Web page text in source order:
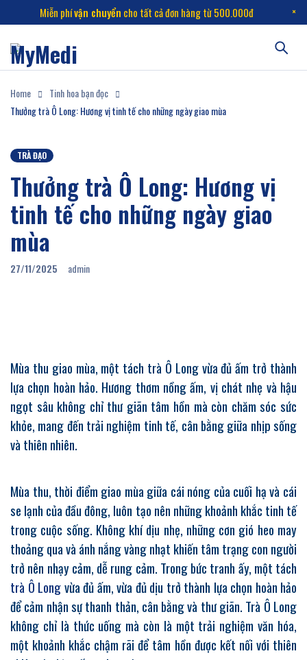
Miễn phívận chuyển cho tất cả đơn hàng từ 500.000đ
Home
Tinh hoa bạn đọc
Thưởng trà Ô Long: Hương vị tinh tế cho những ngày giao mùa
TRÀ ĐẠO
Thưởng trà Ô Long: Hương vị
tinh tế cho những ngày giao
mùa
27/11/2025 admin
Mùa thu giao mùa, một tách trà Ô Long vừa đủ ấm trở thành
lựa chọn hoàn hảo. Hương thơm nồng ấm, vị chát nhẹ và hậu
ngọt sâu không chỉ thư giãn tâm hồn mà còn chăm sóc sức
khỏe, mang đến trải nghiệm tinh tế, cân bằng giữa nhịp sống
và thiên nhiên.
Mùa thu, thời điểm giao mùa giữa cái nóng của cuối hạ và cái
se lạnh của đầu đông, luôn tạo nên những khoảnh khắc tinh tế
trong cuộc sống. Không khí dịu nhẹ, những cơn gió heo may
thoảng qua và ánh nắng vàng nhạt khiến tâm trạng con người
trở nên nhạy cảm, dễ rung cảm. Trong bức tranh ấy, một tách
trà Ô Longvừa đủ ấm, vừa đủ dịu trở thành lựa chọn hoàn hảo
để cảm nhận sự thanh thản, cân bằng và thư giãn. Trà Ô Long
không chỉ là thức uống mà còn là một trải nghiệm văn hóa,
một khoảnh khắc chậm rãi để tâm hồn được kết nối với thiên